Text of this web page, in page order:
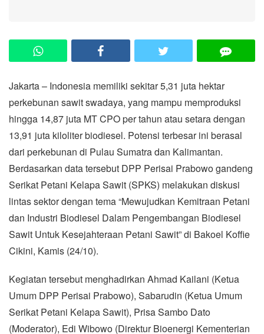
Jakarta – Indonesia memiliki sekitar 5,31 juta hektar
perkebunan sawit swadaya, yang mampu memproduksi
hingga 14,87 juta MT CPO per tahun atau setara dengan
13,91 juta kiloliter biodiesel. Potensi terbesar ini berasal
dari perkebunan di Pulau Sumatra dan Kalimantan.
Berdasarkan data tersebut DPP Perisai Prabowo gandeng
Serikat Petani Kelapa Sawit (SPKS) melakukan diskusi
lintas sektor dengan tema “Mewujudkan Kemitraan Petani
dan Industri Biodiesel Dalam Pengembangan Biodiesel
Sawit Untuk Kesejahteraan Petani Sawit” di Bakoel Koffie
Cikini, Kamis (24/10).
Kegiatan tersebut menghadirkan Ahmad Kailani (Ketua
Umum DPP Perisai Prabowo), Sabarudin (Ketua Umum
Serikat Petani Kelapa Sawit), Prisa Sambo Dato
(Moderator), Edi Wibowo (Direktur Bioenergi Kementerian